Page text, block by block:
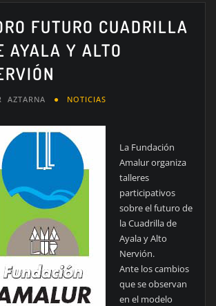
FUTURO CUADRILLA
AYALA Y ALTO
AZTARNA NOTICIAS
La Fundación
Amalur organiza
talleres
participativos
sobre el futuro de
la Cuadrilla de
Ayala y Alto
Nervión.
Ante los cambios
que se observan
en el modelo